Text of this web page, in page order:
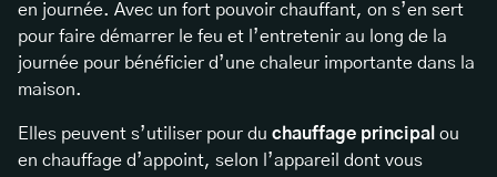
en journée. Avec un fort pouvoir chauffant, on s’en sert
pour faire démarrer le feu et l’entretenir au long de la
journée pour bénéficier d’une chaleur importante dans la
maison.
Elles peuvent s’utiliser pour du chauffage principal ou
en chauffage d’appoint, selon l’appareil dont vous